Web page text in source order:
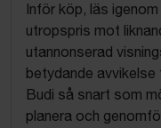
Inför köp, läs
utropspris mot
utannonserad
betydande
Budi så snart som
planera och